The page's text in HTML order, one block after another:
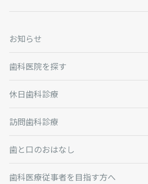
お知らせ
歯科医院を探す
休日歯科診療
訪問歯科診療
歯と口のおはなし
歯科医療従事者を目指す方へ